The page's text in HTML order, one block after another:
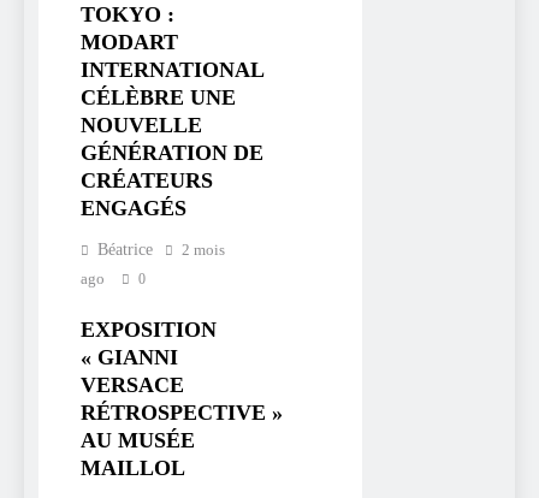
TOKYO :
MODART
INTERNATIONAL
CÉLÈBRE UNE
NOUVELLE
GÉNÉRATION DE
CRÉATEURS
ENGAGÉS
Béatrice
2 mois
ago
0
EXPOSITION
« GIANNI
VERSACE
RÉTROSPECTIVE »
AU MUSÉE
MAILLOL